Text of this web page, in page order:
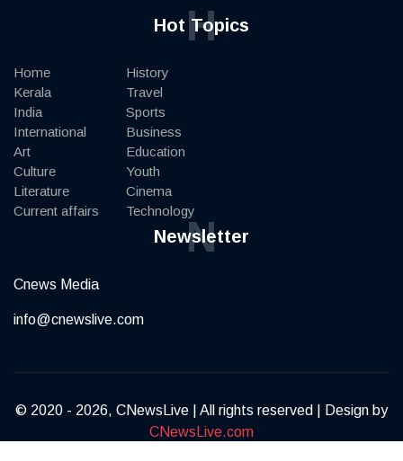
Hot Topics
H
Home
Kerala
India
International
Art
Culture
Literature
Current affairs
History
Travel
Sports
Business
Education
Youth
Cinema
Technology
Newsletter
N
Cnews Media
info@cnewslive.com
© 2020 - 2026, CNewsLive | All rights reserved | Design by
CNewsLive.com